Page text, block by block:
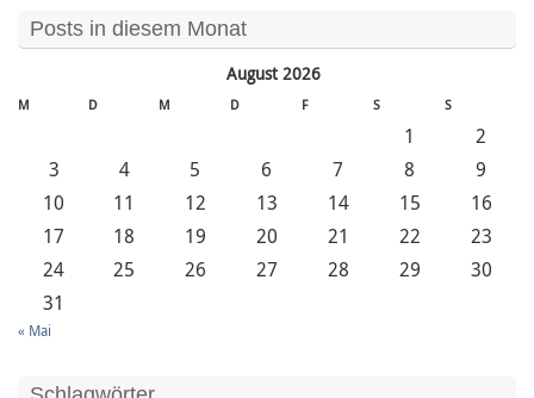
Posts in diesem Monat
August 2026
M D M D F S S
1
2
3
4 5 6 7 8
9
10
11 12 13 14 15
16
17
18 19 20 21 22
23
24
25 26 27 28 29
30
31
« Mai